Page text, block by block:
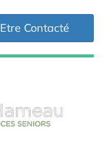
Etre Contacté